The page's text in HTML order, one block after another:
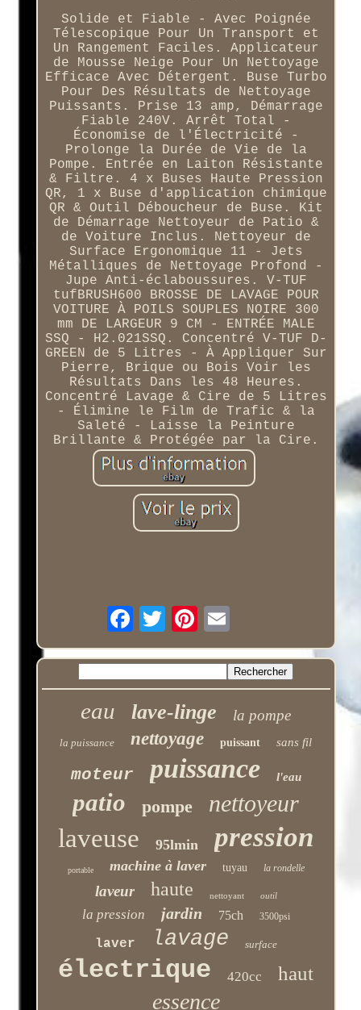
Solide et Fiable - Avec Poignée
Télescopique Pour Un Transport et
Un Rangement Faciles. Applicateur
de Mousse Neige Pour Un Nettoyage
Efficace Avec Détergent. Buse Turbo
Pour Des Résultats de Nettoyage
Puissants. Prise 13 amp, Démarrage
Fiable 240V. Arrêt Total -
Économise de l'Électricité -
Prolonge la Durée de Vie de la
Pompe. Entrée en Laiton Résistante
& Filtre. 4 x Buses Haute Pression
QR, 1 x Buse d'application chimique
QR & Outil Déboucheur de Buse. Kit
de Démarrage Nettoyeur de Patio &
de Voiture Inclus. Nettoyeur de
Surface Ergonomique 11 - Jets
Métalliques de Nettoyage Profond -
Jupe Anti-éclaboussures. V-TUF
tufBRUSH600 BROSSE DE LAVAGE POUR
VOITURE À POILS SOUPLES NOIRE 300
mm DE LARGEUR 9 CM - ENTRÉE MALE
SSQ - H2.021SSQ. Concentré V-TUF D-
GREEN de 5 Litres - À Appliquer Sur
Pierre, Brique ou Bois Voir les
Résultats Dans les 48 Heures.
Concentré Lavage & Cire de 5 Litres
- Élimine le Film de Trafic & la
Saleté - Laisse la Peinture
Brillante & Protégée par la Cire.
eau lave-linge la pompe
la puissance nettoyage puissant sans fil
moteur puissance l'eau
patio pompe nettoyeur
laveuse 95lmin pression
portable machine à laver tuyau la rondelle
laveur haute nettoyant outil
la pression jardin 75ch 3500psi
laver lavage surface
électrique 420cc haut
essence